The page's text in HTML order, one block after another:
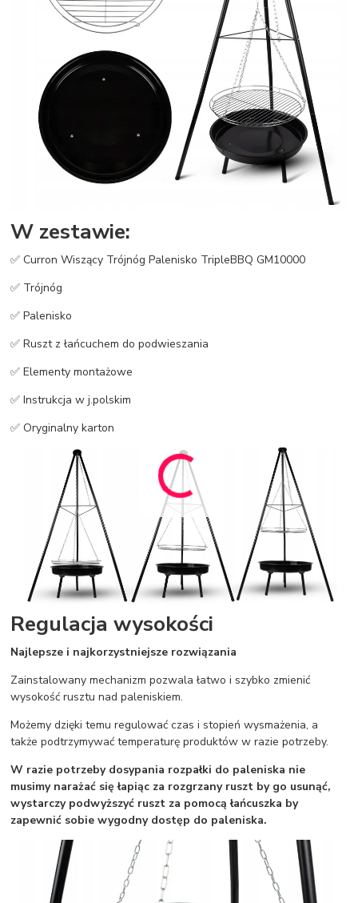
W zestawie:
✅ Curron Wiszący Trójnóg Palenisko TripleBBQ GM10000
✅ Trójnóg
✅ Palenisko
✅ Ruszt z łańcuchem do podwieszania
✅ Elementy montażowe
✅ Instrukcja w j.polskim
✅ Oryginalny karton
Regulacja wysokości
Najlepsze i najkorzystniejsze rozwiązania
Zainstalowany mechanizm pozwala łatwo i szybko zmienić
wysokość rusztu nad paleniskiem.
Możemy dzięki temu regulować czas i stopień wysmażenia, a
także podtrzymywać temperaturę produktów w razie potrzeby.
W razie potrzeby dosypania rozpałki do paleniska nie
musimy narażać się łapiąc za rozgrzany ruszt by go usunąć,
wystarczy podwyższyć ruszt za pomocą łańcuszka by
zapewnić sobie wygodny dostęp do paleniska.